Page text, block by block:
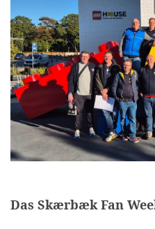
Das Skærbæk Fan